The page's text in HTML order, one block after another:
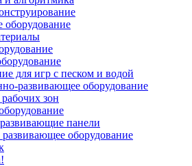
оборудование
для игр с песком и водой
оборудование
зон
панели
развивающее оборудование